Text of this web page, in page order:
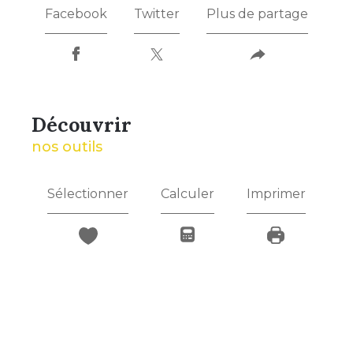
Facebook Twitter Plus de partage
découvrir
nos outils
Sélectionner Calculer Imprimer